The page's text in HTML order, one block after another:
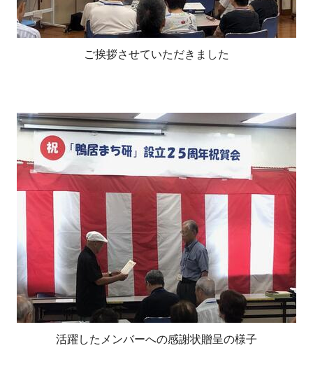
ご挨拶させていただきました
活躍したメンバーへの感謝状贈呈の様子